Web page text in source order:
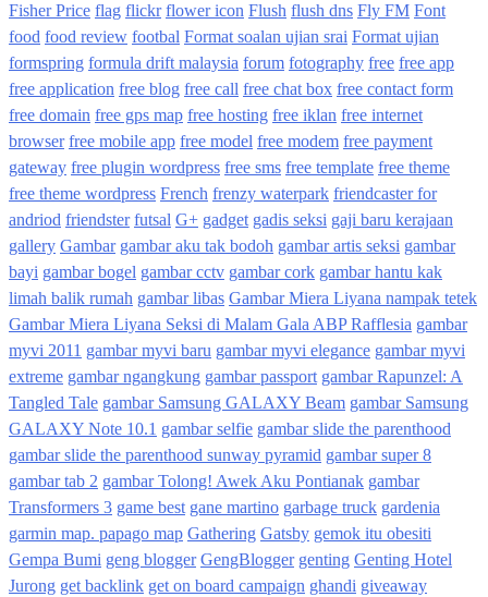
Fisher Price flag flickr flower icon Flush flush dns Fly FM Font
food food review footbal Format soalan ujian srai Format ujian
formspring formula drift malaysia forum fotography free free app
free application free blog free call free chat box free contact form
free domain free gps map free hosting free iklan free internet
browser free mobile app free model free modem free payment
gateway free plugin wordpress free sms free template free theme
free theme wordpress French frenzy waterpark friendcaster for
andriod friendster futsal G+ gadget gadis seksi gaji baru kerajaan
gallery Gambar gambar aku tak bodoh gambar artis seksi gambar
bayi gambar bogel gambar cctv gambar cork gambar hantu kak
limah balik rumah gambar libas Gambar Miera Liyana nampak tetek
Gambar Miera Liyana Seksi di Malam Gala ABP Rafflesia gambar
myvi 2011 gambar myvi baru gambar myvi elegance gambar myvi
extreme gambar ngangkung gambar passport gambar Rapunzel: A
Tangled Tale gambar Samsung GALAXY Beam gambar Samsung
GALAXY Note 10.1 gambar selfie gambar slide the parenthood
gambar slide the parenthood sunway pyramid gambar super 8
gambar tab 2 gambar Tolong! Awek Aku Pontianak gambar
Transformers 3 game best gane martino garbage truck gardenia
garmin map. papago map Gathering Gatsby gemok itu obesiti
Gempa Bumi geng blogger GengBlogger genting Genting Hotel
Jurong get backlink get on board campaign ghandi giveaway